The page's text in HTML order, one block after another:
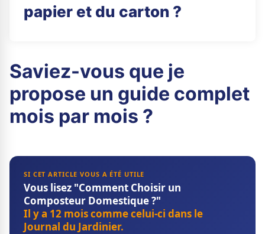
papier et du carton ?
Saviez-vous que je
propose un guide complet
mois par mois ?
SI CET ARTICLE VOUS A ÉTÉ UTILE
Vous lisez "Comment Choisir un
Composteur Domestique ?"
Il y a 12 mois comme celui-ci dans le
Journal du Jardinier.